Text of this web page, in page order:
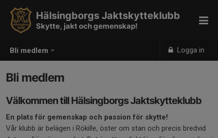
Bli medlem Logga in
Hälsingborgs Jaktskytteklubb
Skytte, jakt och gemenskap!
Bli medlem
Välkommen till Hälsingborgs Jaktskytteklubb
En plats för gemenskap och passion för skytte!
Vår klubb är belägen i Rökille, öster om stan och precis bredvid